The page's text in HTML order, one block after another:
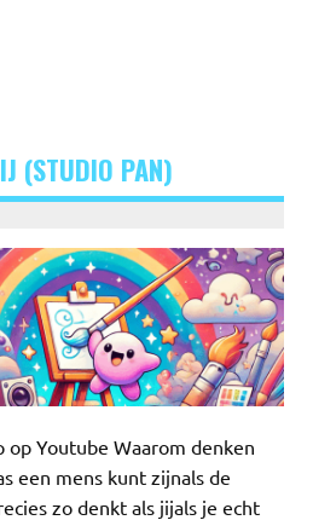
(STUDIO PAN)
op Youtube Waarom denken
een mens kunt zijnals de
zo denkt als jijals je echt